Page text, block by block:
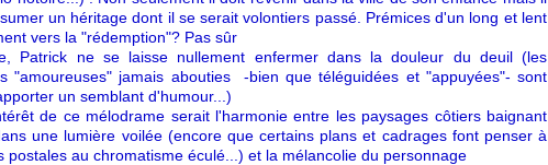
un héritage dont il se serait volontiers passé. Prémices d'un long et lent
vers la "rédemption"? Pas sûr
Patrick ne se laisse nullement enfermer dans la douleur du deuil (les
"amoureuses" jamais abouties -bien que téléguidées et "appuyées"- sont
un semblant d'humour...)
de ce mélodrame serait l'harmonie entre les paysages côtiers baignant
une lumière voilée (encore que certains plans et cadrages font penser à
postales au chromatisme éculé...) et la mélancolie du personnage